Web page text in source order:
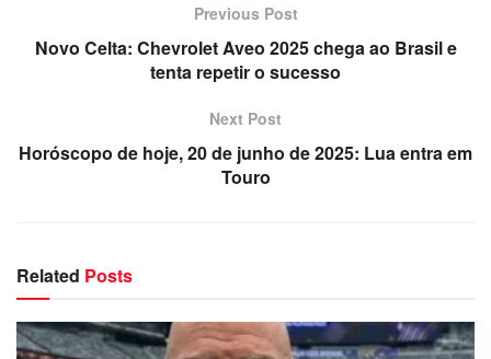
Previous Post
Novo Celta: Chevrolet Aveo 2025 chega ao Brasil e
tenta repetir o sucesso
Next Post
Horóscopo de hoje, 20 de junho de 2025: Lua entra em
Touro
Related Posts